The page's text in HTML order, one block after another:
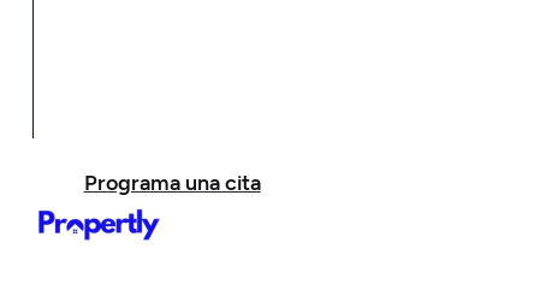
Programa una cita